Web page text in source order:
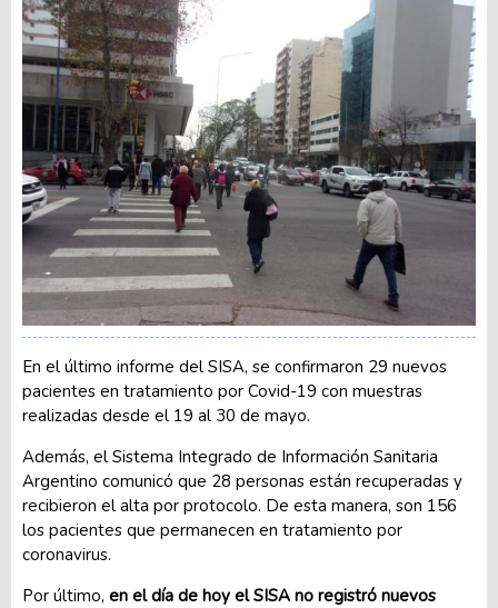
En el último informe del SISA, se confirmaron 29 nuevos
pacientes en tratamiento por Covid-19 con muestras
realizadas desde el 19 al 30 de mayo.
Además, el Sistema Integrado de Información Sanitaria
Argentino comunicó que 28 personas están recuperadas y
recibieron el alta por protocolo. De esta manera, son 156
los pacientes que permanecen en tratamiento por
coronavirus.
Por último, en el día de hoy el SISA no registró nuevos